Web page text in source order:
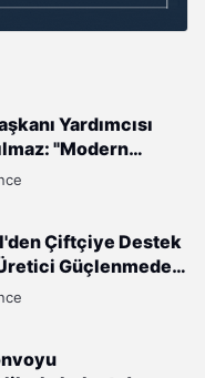
Yardımcısı
"Modern
İmarında
Çiftçiye Destek
Güçlenmeden